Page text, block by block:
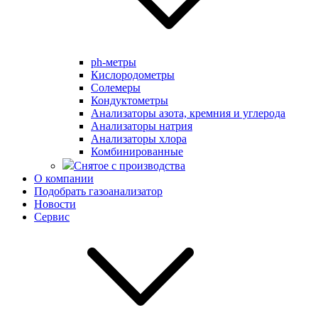
ph-метры
Кислородометры
Солемеры
Кондуктометры
Анализаторы азота, кремния и углерода
Анализаторы натрия
Анализаторы хлора
Комбинированные
Снятое с производства
О компании
Подобрать газоанализатор
Новости
Сервис